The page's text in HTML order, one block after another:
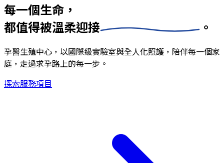
每一個生命，
都值得被溫柔迎接 。
孕醫生殖中心，以國際級實驗室與全人化照護，陪伴每一個家
庭，走過求孕路上的每一步。
探索服務項目